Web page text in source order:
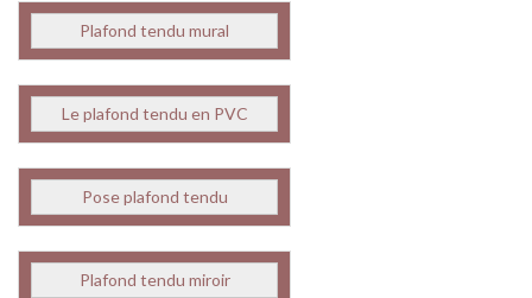
Plafond tendu mural
Le plafond tendu en PVC
Pose plafond tendu
Plafond tendu miroir